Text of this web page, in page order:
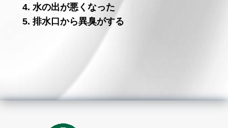
4. 水の出が悪くなった
5. 排水口から異臭がする